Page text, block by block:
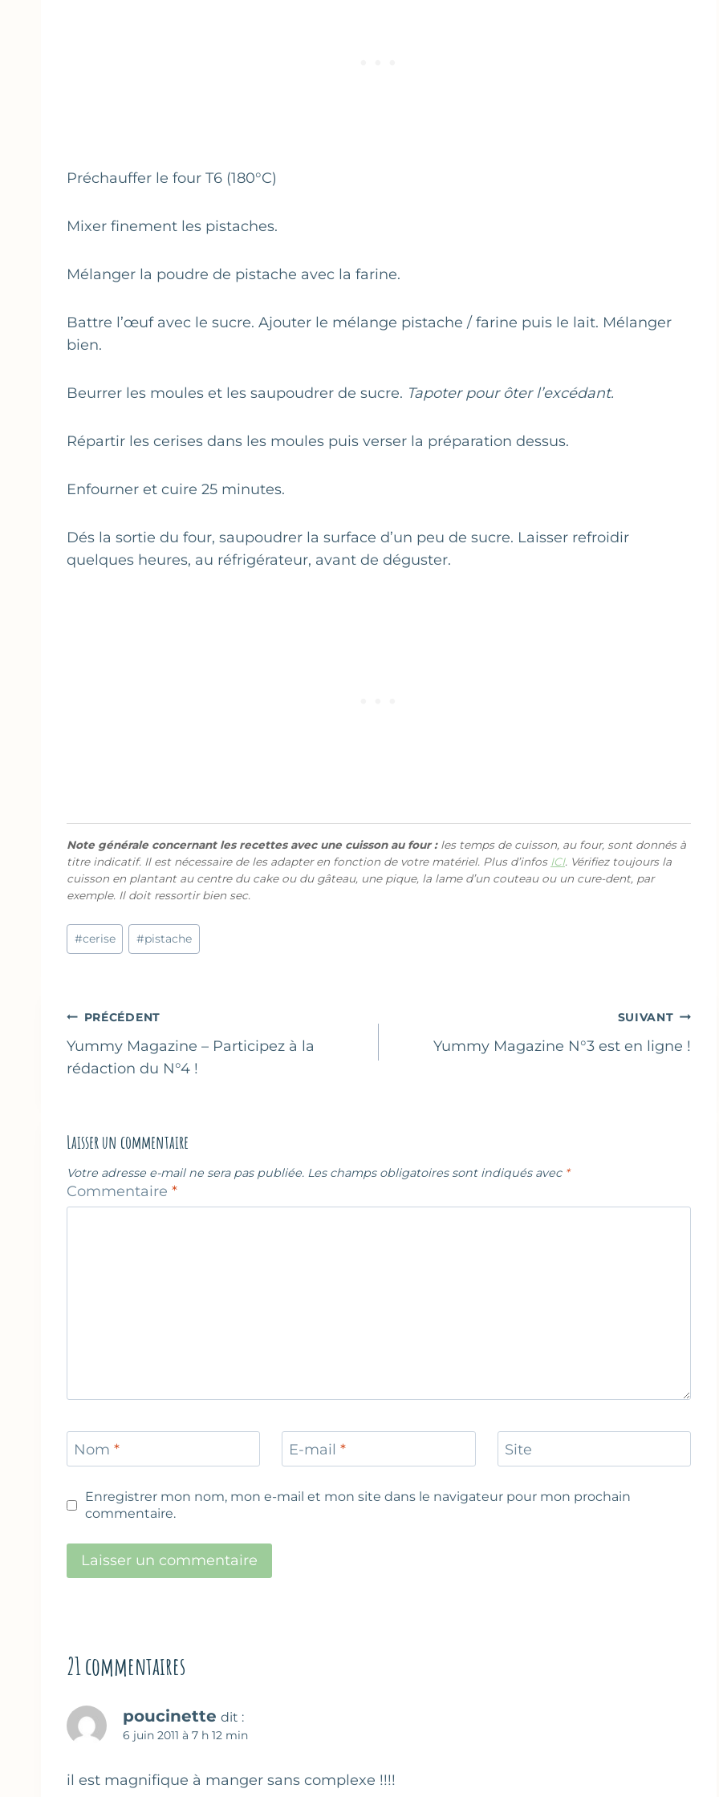
Préchauffer le four T6 (180°C)
Mixer finement les pistaches.
Mélanger la poudre de pistache avec la farine.
Battre l’œuf avec le sucre. Ajouter le mélange pistache / farine puis le lait. Mélanger
bien.
Beurrer les moules et les saupoudrer de sucre. Tapoter pour ôter l’excédant.
Répartir les cerises dans les moules puis verser la préparation dessus.
Enfourner et cuire 25 minutes.
Dés la sortie du four, saupoudrer la surface d’un peu de sucre. Laisser refroidir
quelques heures, au réfrigérateur, avant de déguster.
Note générale concernant les recettes avec une cuisson au four :les temps de cuisson, au four, sont donnés à
titre indicatif. Il est nécessaire de les adapter en fonction de votre matériel. Plus d’infos ICI. Vérifiez toujours la
cuisson en plantant au centre du cake ou du gâteau, une pique, la lame d’un couteau ou un cure-dent, par
exemple. Il doit ressortir bien sec.
Étiquettes
de
#cerise #pistache
Navigation
de
l’article
PRÉCÉDENT
Yummy Magazine – Participez à la
rédaction du N°4 !
SUIVANT
Yummy Magazine N°3 est en ligne !
Laisser un commentaire
Votre adresse e-mail ne sera pas publiée. Les champs obligatoires sont indiqués avec *
Commentaire *
Nom * E-mail* Site
Enregistrer mon nom, mon e-mail et mon site dans le navigateur pour mon prochain
commentaire.
21 commentaires
poucinette dit :
6 juin 2011 à 7 h 12 min
il est magnifique à manger sans complexe !!!!